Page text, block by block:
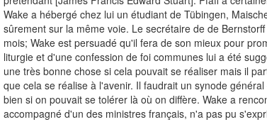
Wake a hébergé chez lui un étudiant de Tübingen,
sûrement sur la même voie. Le secrétaire de de
mois; Wake est persuadé qu'il fera de son mieux pour
liturgie et d'une confession de foi communes lui a été
une très bonne chose si cela pouvait se réaliser mais il
que cela se réalise à l'avenir. Il faudrait un synode
bien si on pouvait se tolérer là où on diffère. Wake a
accompagné d'un des ministres français, n'a pas pu